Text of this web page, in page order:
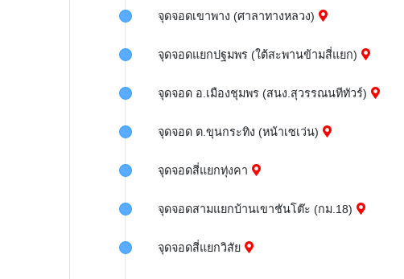
จุดจอดเขาพาง (ศาลาทางหลวง)
จุดจอดแยกปฐมพร (ใต้สะพานข้ามสี่แยก)
จุดจอด อ.เมืองชุมพร (สนง.สุวรรณนทีทัวร์)
จุดจอด ต.ขุนกระทิง (หน้าเซเว่น)
จุดจอดสี่แยกทุ่งคา
จุดจอดสามแยกบ้านเขาชันโต๊ะ (กม.18)
จุดจอดสี่แยกวิสัย